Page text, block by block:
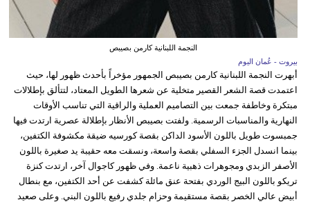
النجمة اللبنانية كارمن بصيبص
بيروت - عُمان اليوم
أبهرت النجمة اللبنانية كارمن بصيبص الجمهور مؤخراً بأحدث ظهور لها، حيث
اعتمدت قصة الشعر القصير متخلية عن شعرها الطويل المعتاد، لتتألق بإطلالات
مبتكرة وخاطفة جمعت بين التصاميم العملية والراقية التي تناسب الأوقات
النهارية والمناسبات الرسمية. ولفتت بصيبص الأنظار بإطلالة عصرية ارتدت فيها
جمبسوت طويل باللون الأسود الداكن بقصة كورسيه ضيقة مكشوفة الكتفين،
بينما انسدل الجزء السفلي بقصة واسعة، ونسقت معه حقيبة يد صغيرة باللون
الأصفر الزبدي ومجوهرات ذهبية ناعمة. وفي ظهور كاجوال آخر، ارتدت كنزة
تريكو باللون البيج الوردي بفتحة عنق مائلة كشفت عن أحد الكتفين، مع بنطال
أبيض عالي الخصر بقصة مستقيمة وحزام جلدي رفيع باللون البني. وعلى صعيد